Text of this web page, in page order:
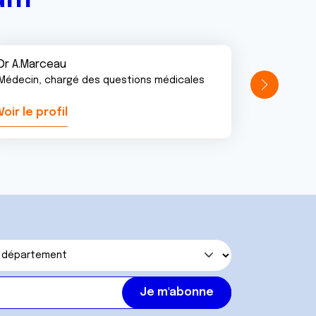
Dr A.Marceau
Médecin, chargé des questions médicales
le profil